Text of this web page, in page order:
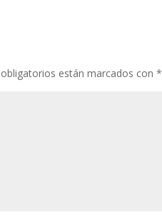
están marcados con*